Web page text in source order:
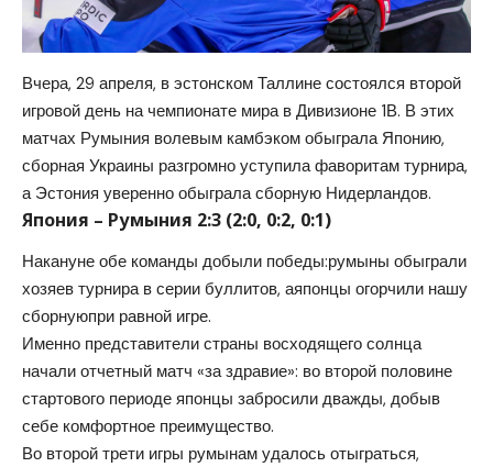
Вчера, 29 апреля, в эстонском Таллине состоялся второй
игровой день на чемпионате мира в Дивизионе 1В. В этих
матчах Румыния волевым камбэком обыграла Японию,
сборная Украины разгромно уступила фаворитам турнира,
а Эстония уверенно обыграла сборную Нидерландов.
Япония – Румыния 2:3 (2:0, 0:2, 0:1)
Накануне обе команды добыли победы:румыны обыграли
хозяев турнира в серии буллитов, аяпонцы огорчили нашу
сборнуюпри равной игре.
Именно представители страны восходящего солнца
начали отчетный матч «за здравие»: во второй половине
стартового периоде японцы забросили дважды, добыв
себе комфортное преимущество.
Во второй трети игры румынам удалось отыграться,